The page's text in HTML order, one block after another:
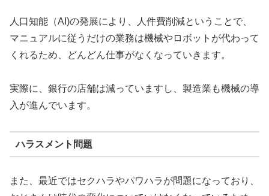
人口知能（AI)の発展により、人件費削減ということで、
マニュアルに従うだけの業務は機械やロボットが代わって
くれるため、どんどん仕事がなくなっていきます。
実際に、銀行の店舗は減っていますし、製造業も機械の導
入が進んでいます。
ハラスメント問題
また、最近ではセクハラやパワハラが問題になっており、